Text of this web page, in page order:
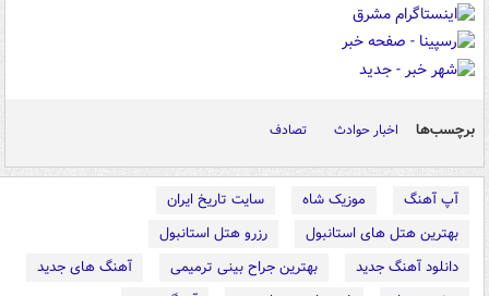
برچسب‌ها اخبار حوادث تصادف
آپ آهنگ موزیک شاه
سایت تاریخ ایران
بهترین هتل های استانبول
رزرو هتل استانبول
دانلود آهنگ جدید
بهترین جراح بینی ترمیمی
آهنگ های جدید